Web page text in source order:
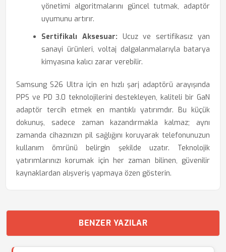
yönetimi algoritmalarını güncel tutmak, adaptör
uyumunu artırır.
Sertifikalı Aksesuar: Ucuz ve sertifikasız yan
sanayi ürünleri, voltaj dalgalanmalarıyla batarya
kimyasına kalıcı zarar verebilir.
Samsung S26 Ultra için en hızlı şarj adaptörü arayışında
PPS ve PD 3.0 teknolojilerini destekleyen, kaliteli bir GaN
adaptör tercih etmek en mantıklı yatırımdır. Bu küçük
dokunuş, sadece zaman kazandırmakla kalmaz; aynı
zamanda cihazınızın pil sağlığını koruyarak telefonunuzun
kullanım ömrünü belirgin şekilde uzatır. Teknolojik
yatırımlarınızı korumak için her zaman bilinen, güvenilir
kaynaklardan alışveriş yapmaya özen gösterin.
BENZER YAZILAR